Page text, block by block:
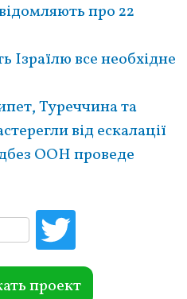
про 22
все необхідне
Туреччина та
від ескалації
ООН проведе
r
проект